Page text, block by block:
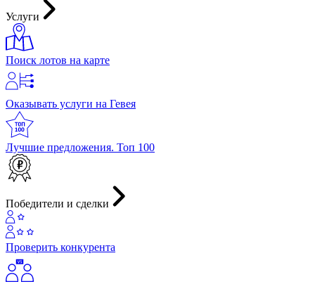
Услуги
Поиск лотов на карте
Оказывать услуги на Гевея
Лучшие предложения. Топ 100
Победители и сделки
Проверить конкурента